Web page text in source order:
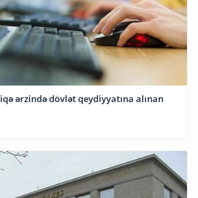
ərzində dövlət qeydiyyatına alınan